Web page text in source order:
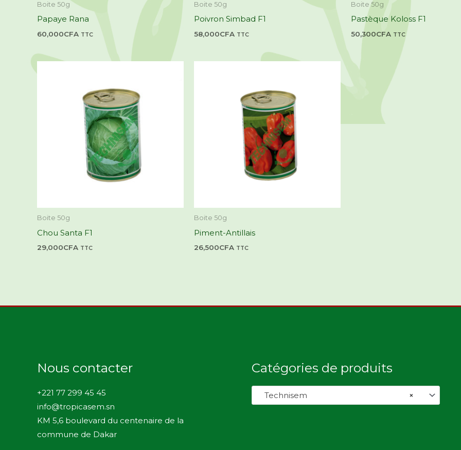
Boite 50g
Papaye Rana
60,000CFA TTC
Boite 50g
Poivron Simbad F1
58,000CFA TTC
Boite 50g
Pastèque Koloss F1
50,300CFA TTC
Boite 50g
Chou Santa F1
29,000CFA TTC
Boite 50g
Piment-Antillais
26,500CFA TTC
Nous contacter
+221 77 299 45 45
info@tropicasem.sn
KM 5,6 boulevard du centenaire de la
commune de Dakar
Catégories de produits
×
Technisem